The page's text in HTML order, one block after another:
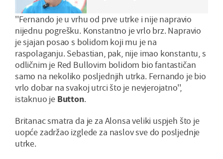
''Fernando je u vrhu od prve utrke i nije napravio
nijednu pogrešku. Konstantno je vrlo brz. Napravio
je sjajan posao s bolidom koji mu je na
raspolaganju. Sebastian, pak, nije imao konstantu, s
odličnim je Red Bullovim bolidom bio fantastičan
samo na nekoliko posljednjih utrka. Fernando je bio
vrlo dobar na svakoj utrci što je nevjerojatno'',
istaknuo je Button.
Britanac smatra da je za Alonsa veliki uspjeh što je
uopće zadržao izglede za naslov sve do posljednje
utrke.